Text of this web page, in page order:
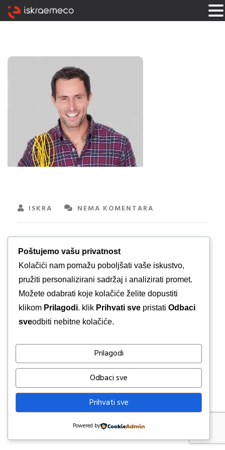
ISKRA NEMA KOMENTARA
Poštujemo vašu privatnost
Kolačići nam pomažu poboljšati vaše iskustvo,
pružiti personalizirani sadržaj i analizirati promet.
Možete odabrati koje kolačiće želite dopustiti
klikom Prilagodi. klik Prihvati sve pristati Odbaci
sveodbiti nebitne kolačiće.
Prilagodi
Odbaci sve
Prihvati sve
Powered by